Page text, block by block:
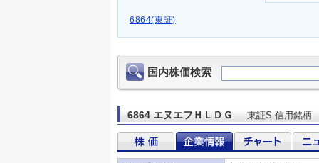
6864(東証)